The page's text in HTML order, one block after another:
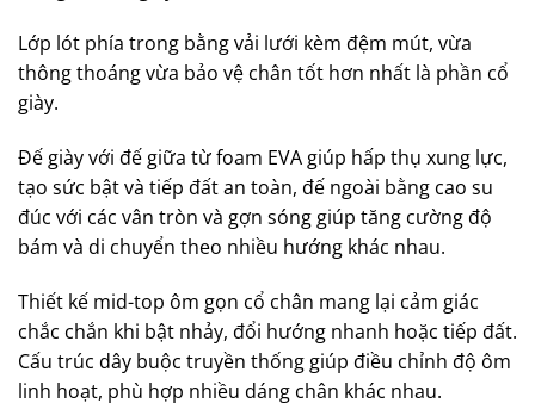
Lớp lót phía trong bằng vải lưới kèm đệm mút, vừa
thông thoáng vừa bảo vệ chân tốt hơn nhất là phần cổ
giày.
Đế giày với đế giữa từ foam EVA giúp hấp thụ xung lực,
tạo sức bật và tiếp đất an toàn, đế ngoài bằng cao su
đúc với các vân tròn và gợn sóng giúp tăng cường độ
bám và di chuyển theo nhiều hướng khác nhau.
Thiết kế mid-top ôm gọn cổ chân mang lại cảm giác
chắc chắn khi bật nhảy, đổi hướng nhanh hoặc tiếp đất.
Cấu trúc dây buộc truyền thống giúp điều chỉnh độ ôm
linh hoạt, phù hợp nhiều dáng chân khác nhau.